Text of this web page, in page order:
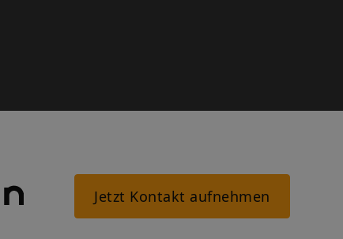
Jetzt Kontakt aufnehmen